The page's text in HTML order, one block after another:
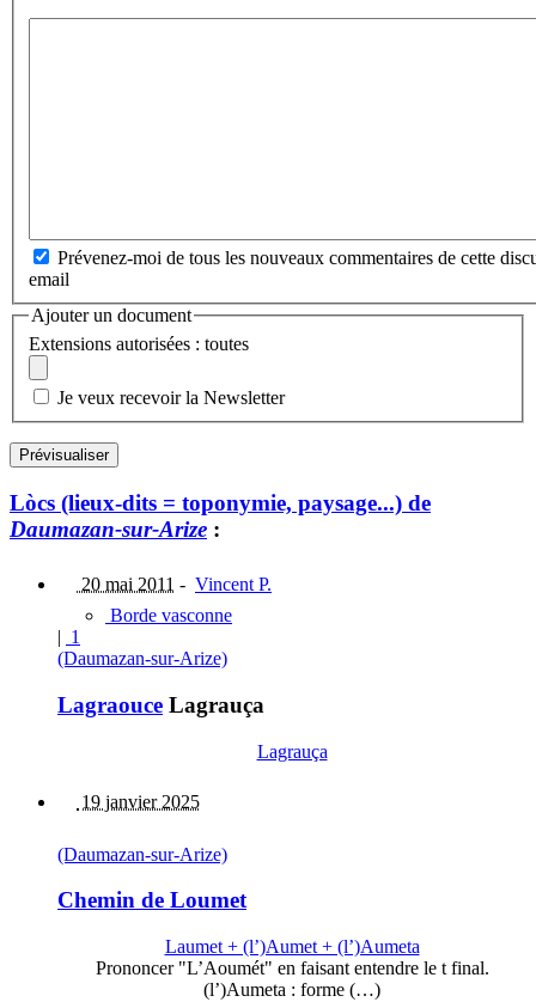
Prévenez-moi de tous les nouveaux commentaires de cette
email
Ajouter un document
Extensions autorisées : toutes
Je veux recevoir la Newsletter
Lòcs (lieux-dits = toponymie, paysage...) de
Daumazan-sur-Arize :
20 mai 2011 - Vincent P.
Borde vasconne
| 1
(Daumazan-sur-Arize)
Lagraouce Lagrauça
Lagrauça
19 janvier 2025
(Daumazan-sur-Arize)
Chemin de Loumet
Laumet + (l’)Aumet + (l’)Aumeta
Prononcer "L’Aoumét" en faisant entendre le t final.
(l’)Aumeta : forme (…)